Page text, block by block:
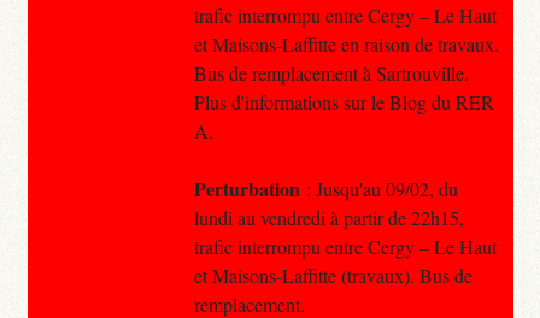
trafic interrompu entre Cergy – Le Haut
et Maisons-Laffitte en raison de travaux.
Bus de remplacement à Sartrouville.
Plus d'informations sur le Blog du RER
A.
Perturbation : Jusqu'au 09/02, du
lundi au vendredi à partir de 22h15,
trafic interrompu entre Cergy – Le Haut
et Maisons-Laffitte (travaux). Bus de
remplacement.